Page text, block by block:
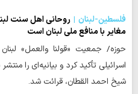
فلسطین-لبنان
روحانی اهل سنت
مغایر با منافع ملی لبنان است
حوزه/ جمعیت «قولنا والعمل»
اسرائیلی تأکید کرد و بیانیه‌ای را
شیخ احمد القطان، قرائت شد.